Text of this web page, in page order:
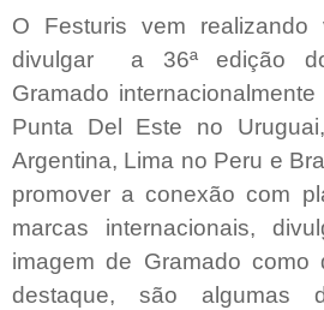
O Festuris vem realizando
divulgar a 36ª edição
Gramado
Punta Del Este no
Argentina, Lima no Peru e
promover a conexão com
marcas internacionais,
imagem de Gramado como
destaque, são algumas